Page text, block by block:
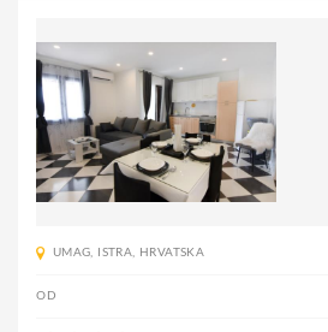
UMAG, ISTRA, HRVATSKA
OD